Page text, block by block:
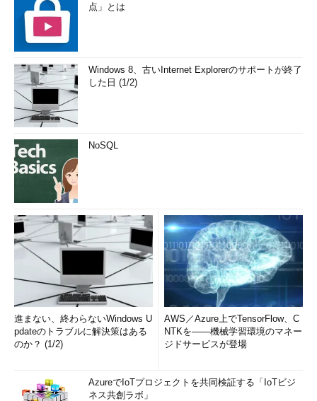
点」とは
Windows 8、古いInternet Explorerのサポートが終了
した日 (1/2)
NoSQL
進まない、終わらないWindows U
pdateのトラブルに解決策はある
のか？ (1/2)
AWS／Azure上でTensorFlow、C
NTKを――機械学習環境のマネー
ジドサービスが登場
AzureでIoTプロジェクトを共同検証する「IoTビジ
ネス共創ラボ」